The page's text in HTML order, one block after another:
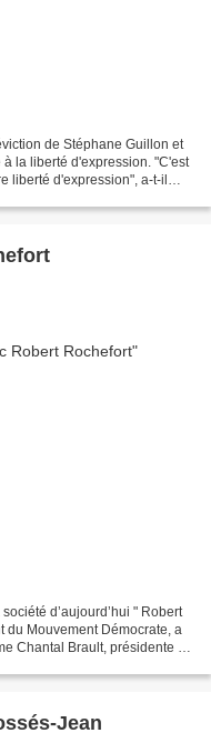
de Stéphane Guillon et
la liberté d'expression. "C'est
liberté d'expression", a-t-il
d’aujourd’hui " Robert
du Mouvement Démocrate, a
Chantal Brault, présidente du
Jean